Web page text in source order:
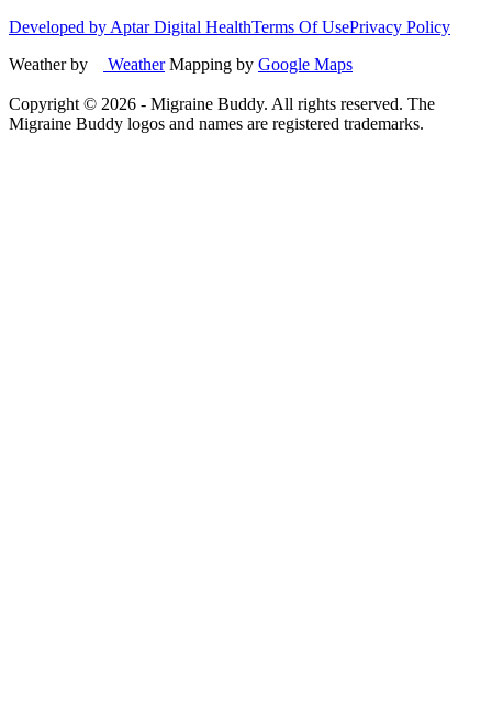
Developed by Aptar Digital HealthTerms Of UsePrivacy Policy
Weather by
WeatherMapping by Google Maps
Copyright © 2026 - Migraine Buddy. All rights reserved. The
Migraine Buddy logos and names are registered trademarks.